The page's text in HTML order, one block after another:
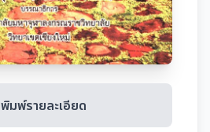
พิมพ์รายละเอียด